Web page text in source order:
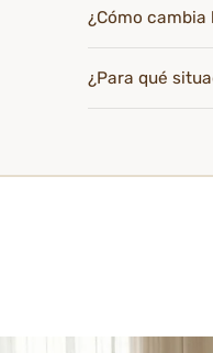
¿Cómo
¿Para qué